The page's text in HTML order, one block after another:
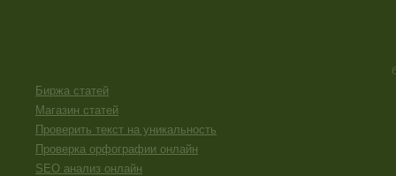
Биржа статей
Магазин статей
Проверить текст на уникальность
Проверка орфографии онлайн
SEO анализ онлайн